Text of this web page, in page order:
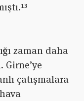
zaman daha
çatışmalara